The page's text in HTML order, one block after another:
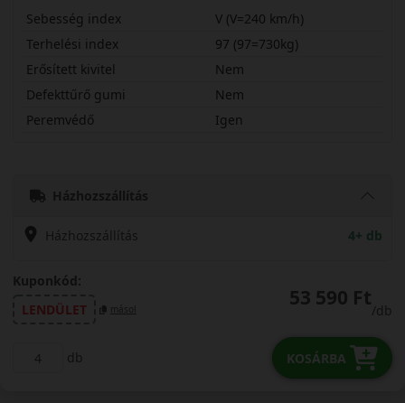
Sebesség index
V (V=240 km/h)
Terhelési index
97 (97=730kg)
Erősített kivitel
Nem
Defekttűrő gumi
Nem
Peremvédő
Igen
Házhozszállítás
Házhozszállítás 4+ db
Kuponkód:
LENDÜLET
másol 53 590 Ft
/db
db KOSÁRBA